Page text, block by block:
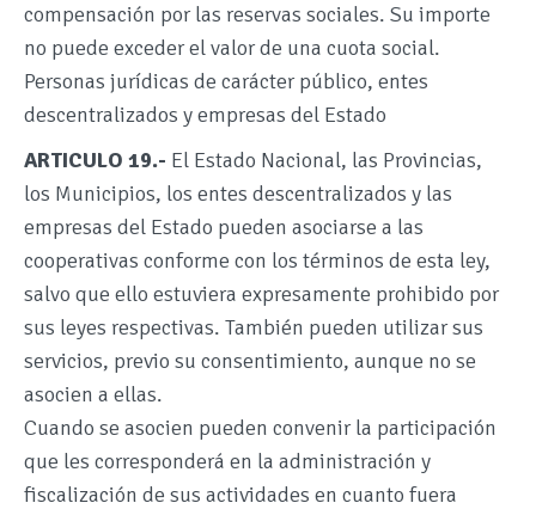
compensación por las reservas sociales. Su importe
no puede exceder el valor de una cuota social.
Personas jurídicas de carácter público, entes
descentralizados y empresas del Estado
ARTICULO 19.- El Estado Nacional, las Provincias,
los Municipios, los entes descentralizados y las
empresas del Estado pueden asociarse a las
cooperativas conforme con los términos de esta ley,
salvo que ello estuviera expresamente prohibido por
sus leyes respectivas. También pueden utilizar sus
servicios, previo su consentimiento, aunque no se
asocien a ellas.
Cuando se asocien pueden convenir la participación
que les corresponderá en la administración y
fiscalización de sus actividades en cuanto fuera